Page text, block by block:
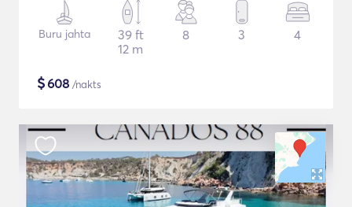
Buru jahta
39 ft
12 m
8 3 4
$608 /nakts